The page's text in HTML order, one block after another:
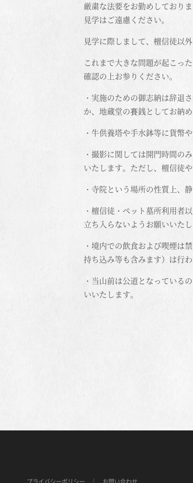
厳粛な法要をお勤めしており
見学はご遠慮ください。
見学に際しまして、檀信徒以
これまで大きな問題が起こっ
確認の上お参りください。
・実施のための御志納は辞退
か、地蔵堂の賽銭としてお納め
・牛供養塔や手水鉢等に貨幣
・撮影に関しては開門時間の
いたします。ただし、檀信徒
・寺院という場所の性質上、
・檀信徒・ペット墓所利用者
立ち入らないようお願いいたし
・境内での飲食および喫煙は
持ち込み等も含みます）は行わ
・当山前は公道となっている
いいたします。
プライバシーポリシー お問い合わせ